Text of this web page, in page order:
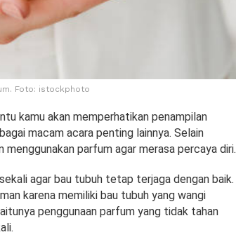
Foto: istockphoto
kamu akan memperhatikan penampilan
macam acara penting lainnya. Selain
parfum agar merasa percaya diri.
agar bau tubuh tetap terjaga dengan baik.
karena memiliki bau tubuh yang wangi
penggunaan parfum yang tidak tahan